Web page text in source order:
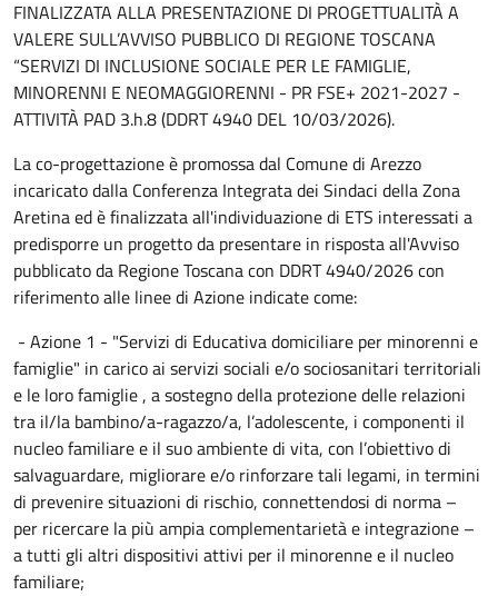
FINALIZZATA ALLA PRESENTAZIONE DI PROGETTUALITÀ A
VALERE SULL’AVVISO PUBBLICO DI REGIONE TOSCANA
“SERVIZI DI INCLUSIONE SOCIALE PER LE FAMIGLIE,
MINORENNI E NEOMAGGIORENNI - PR FSE+ 2021-2027 -
ATTIVITÀ PAD 3.h.8 (DDRT 4940 DEL 10/03/2026).
La co-progettazione è promossa dal Comune di Arezzo
incaricato dalla Conferenza Integrata dei Sindaci della Zona
Aretina ed è finalizzata all'individuazione di ETS interessati a
predisporre un progetto da presentare in risposta all'Avviso
pubblicato da Regione Toscana con DDRT 4940/2026 con
riferimento alle linee di Azione indicate come:
- Azione 1 - "Servizi di Educativa domiciliare per minorenni e
famiglie" in carico ai servizi sociali e/o sociosanitari territoriali
e le loro famiglie , a sostegno della protezione delle relazioni
tra il/la bambino/a-ragazzo/a, l’adolescente, i componenti il
nucleo familiare e il suo ambiente di vita, con l’obiettivo di
salvaguardare, migliorare e/o rinforzare tali legami, in termini
di prevenire situazioni di rischio, connettendosi di norma –
per ricercare la più ampia complementarietà e integrazione –
a tutti gli altri dispositivi attivi per il minorenne e il nucleo
familiare;